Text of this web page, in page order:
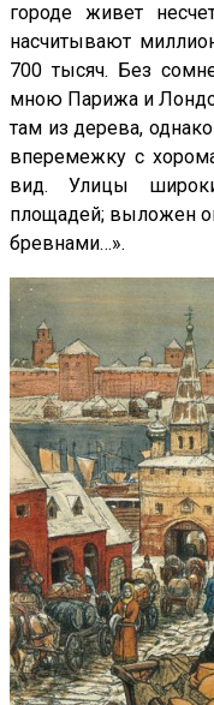
городе живет
насчитывают
700 тысяч. Без
мною Парижа и
там из дерева,
вперемежку с
вид. Улицы
площадей; выложен
бревнами…».